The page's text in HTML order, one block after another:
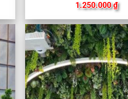
1.250.000₫